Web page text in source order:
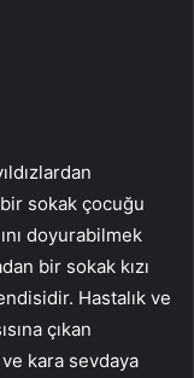
sokak çocuğu
doyurabilmek
bir sokak kızı
Hastalık ve
çıkan
kara sevdaya